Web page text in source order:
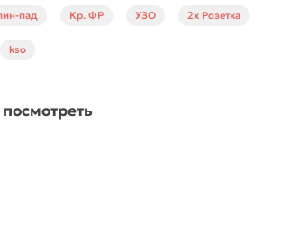
пад Кр. ФР УЗО 2x Розетка
kso